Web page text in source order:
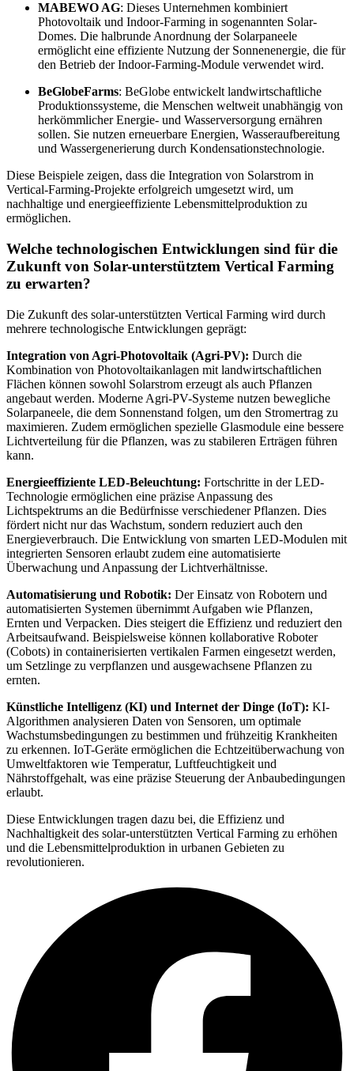
MABEWO AG: Dieses Unternehmen kombiniert
Photovoltaik und Indoor-Farming in sogenannten Solar-
Domes. Die halbrunde Anordnung der Solarpaneele
ermöglicht eine effiziente Nutzung der Sonnenenergie, die für
den Betrieb der Indoor-Farming-Module verwendet wird.
BeGlobeFarms: BeGlobe entwickelt landwirtschaftliche
Produktionssysteme, die Menschen weltweit unabhängig von
herkömmlicher Energie- und Wasserversorgung ernähren
sollen. Sie nutzen erneuerbare Energien, Wasseraufbereitung
und Wassergenerierung durch Kondensationstechnologie.
Diese Beispiele zeigen, dass die Integration von Solarstrom in
Vertical-Farming-Projekte erfolgreich umgesetzt wird, um
nachhaltige und energieeffiziente Lebensmittelproduktion zu
ermöglichen.
Welche technologischen Entwicklungen sind für die
Zukunft von Solar-unterstütztem Vertical Farming
zu erwarten?
Die Zukunft des solar-unterstützten Vertical Farming wird durch
mehrere technologische Entwicklungen geprägt:
Integration von Agri-Photovoltaik (Agri-PV): Durch die
Kombination von Photovoltaikanlagen mit landwirtschaftlichen
Flächen können sowohl Solarstrom erzeugt als auch Pflanzen
angebaut werden. Moderne Agri-PV-Systeme nutzen bewegliche
Solarpaneele, die dem Sonnenstand folgen, um den Stromertrag zu
maximieren. Zudem ermöglichen spezielle Glasmodule eine bessere
Lichtverteilung für die Pflanzen, was zu stabileren Erträgen führen
kann.
Energieeffiziente LED-Beleuchtung: Fortschritte in der LED-
Technologie ermöglichen eine präzise Anpassung des
Lichtspektrums an die Bedürfnisse verschiedener Pflanzen. Dies
fördert nicht nur das Wachstum, sondern reduziert auch den
Energieverbrauch. Die Entwicklung von smarten LED-Modulen mit
integrierten Sensoren erlaubt zudem eine automatisierte
Überwachung und Anpassung der Lichtverhältnisse.
Automatisierung und Robotik: Der Einsatz von Robotern und
automatisierten Systemen übernimmt Aufgaben wie Pflanzen,
Ernten und Verpacken. Dies steigert die Effizienz und reduziert den
Arbeitsaufwand. Beispielsweise können kollaborative Roboter
(Cobots) in containerisierten vertikalen Farmen eingesetzt werden,
um Setzlinge zu verpflanzen und ausgewachsene Pflanzen zu
ernten.
Künstliche Intelligenz (KI) und Internet der Dinge (IoT): KI-
Algorithmen analysieren Daten von Sensoren, um optimale
Wachstumsbedingungen zu bestimmen und frühzeitig Krankheiten
zu erkennen. IoT-Geräte ermöglichen die Echtzeitüberwachung von
Umweltfaktoren wie Temperatur, Luftfeuchtigkeit und
Nährstoffgehalt, was eine präzise Steuerung der Anbaubedingungen
erlaubt.
Diese Entwicklungen tragen dazu bei, die Effizienz und
Nachhaltigkeit des solar-unterstützten Vertical Farming zu erhöhen
und die Lebensmittelproduktion in urbanen Gebieten zu
revolutionieren.